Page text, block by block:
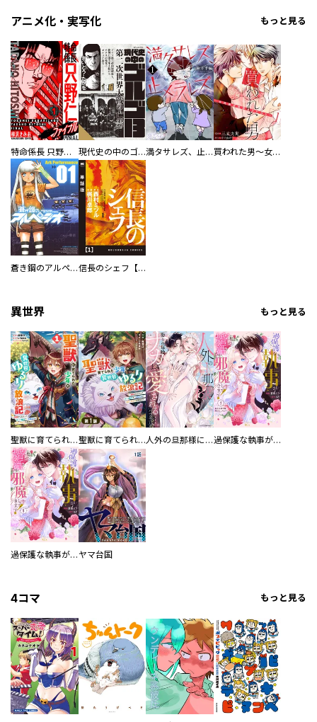
アニメ化・実写化 もっと見る
特命係長 只野仁ファイナル 愛蔵版 現代史の中のゴルゴ13 満タサレズ、止メラレズ 買われた男～女性限定快感セラピスト～【描き下ろしおまけ付き特装版】
蒼き鋼のアルペジオ 信長のシェフ【単話版】
異世界 もっと見る
聖獣に育てられた少年の異世界ゆるり放浪記～神様からもらったチート魔法で、仲間たちとスローライフを満喫中～ 聖獣に育てられた少年の異世界ゆるり放浪記～神様からもらったチート魔法で、仲間たちとスローライフを満喫中～【分冊版】 人外の旦那様に娶られ毎晩ナカまで愛される…。アンソロジー 過保護な執事が私の婚活を邪魔してきます！ 分冊版
過保護な執事が私の婚活を邪魔してきます！ ヤマ台国
4コマ もっと見る